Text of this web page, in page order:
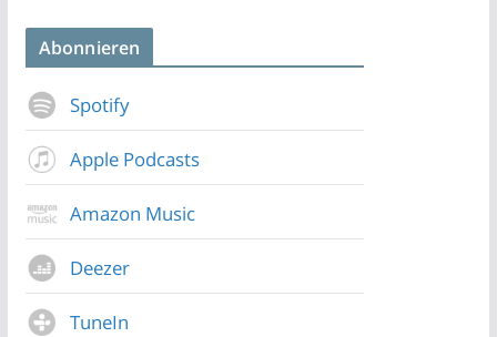
Abonnieren
Spotify
Apple Podcasts
Amazon Music
Deezer
TuneIn